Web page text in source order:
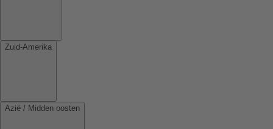
Zuid-Amerika
Azië / Midden oosten